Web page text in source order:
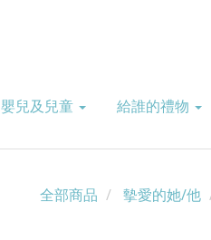
嬰兒及兒童 給誰的禮物
全部商品 摰愛的她/他